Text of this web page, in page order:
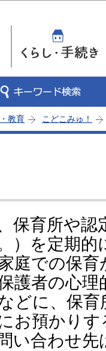
教育 こどこみゅ！
保育所や認
）を定期
庭での保
護者の心理
どに、保
お預かり
い合わせ